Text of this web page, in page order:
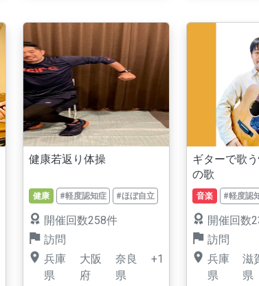
健康若返り体操
健康 #軽度認知症 #ほぼ自立
開催回数258件
訪問
兵庫
県
大阪
府
奈良
県
+1
ギターで歌
の歌
音楽 #軽度認
開催回数
訪問
兵庫
県
滋
県